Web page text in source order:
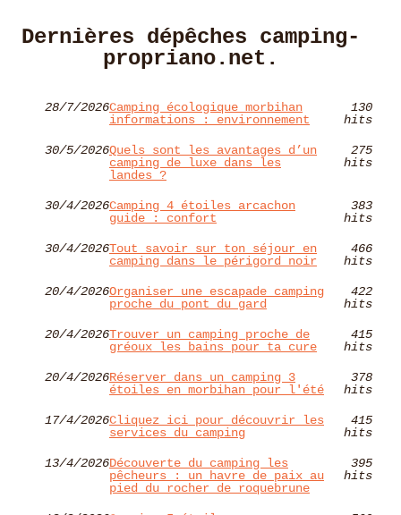
Dernières dépêches camping-
propriano.net.
28/7/2026Camping écologique morbihan
informations : environnement
130
hits
30/5/2026Quels sont les avantages d’un
camping de luxe dans les
landes ?
275
hits
30/4/2026Camping 4 étoiles arcachon
guide : confort
383
hits
30/4/2026Tout savoir sur ton séjour en
camping dans le périgord noir
466
hits
20/4/2026Organiser une escapade camping
proche du pont du gard
422
hits
20/4/2026Trouver un camping proche de
gréoux les bains pour ta cure
415
hits
20/4/2026Réserver dans un camping 3
étoiles en morbihan pour l'été
378
hits
17/4/2026Cliquez ici pour découvrir les
services du camping
415
hits
13/4/2026Découverte du camping les
pêcheurs : un havre de paix au
pied du rocher de roquebrune
395
hits